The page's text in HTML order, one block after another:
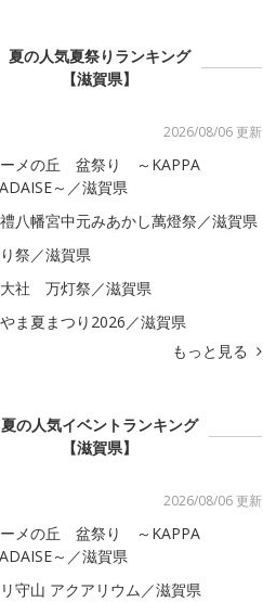
夏の人気夏祭りランキング
【滋賀県】
2026/08/06 更新
メの丘 盆祭り ～KAPPA
～／滋賀県
八幡宮中元みあかし萬燈祭／滋賀県
祭／滋賀県
社 万灯祭／滋賀県
ま夏まつり2026／滋賀県
もっと見る
夏の人気イベントランキング
【滋賀県】
2026/08/06 更新
メの丘 盆祭り ～KAPPA
～／滋賀県
守山 アクアリウム／滋賀県